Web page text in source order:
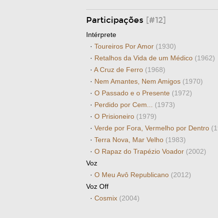
Participações [#12]
Intérprete
· Toureiros Por Amor (1930)
· Retalhos da Vida de um Médico (1962)
· A Cruz de Ferro (1968)
· Nem Amantes, Nem Amigos (1970)
· O Passado e o Presente (1972)
· Perdido por Cem... (1973)
· O Prisioneiro (1979)
· Verde por Fora, Vermelho por Dentro
· Terra Nova, Mar Velho (1983)
· O Rapaz do Trapézio Voador (2002)
Voz
· O Meu Avô Republicano (2012)
Voz Off
· Cosmix (2004)